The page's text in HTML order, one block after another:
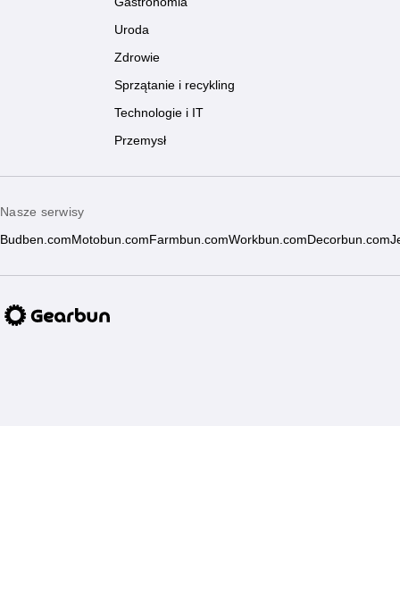
Uroda
Zdrowie
Sprzątanie i recykling
Technologie i IT
Przemysł
Nasze serwisy
Budben.com Motobun.com Farmbun.comWorkbun.com Decorbun.com